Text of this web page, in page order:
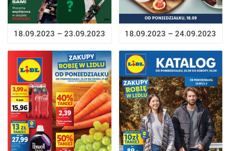
18.09.2023 – 23.09.2023 18.09.2023 – 24.09.2023